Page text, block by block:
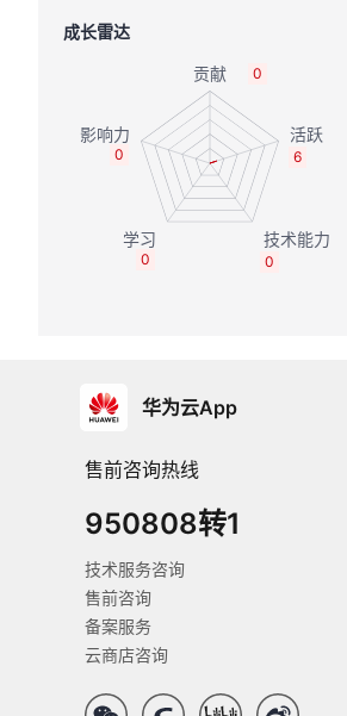
成长雷达
0
6
0
0
0
华为云App
售前咨询热线
950808转1
技术服务咨询
售前咨询
备案服务
云商店咨询